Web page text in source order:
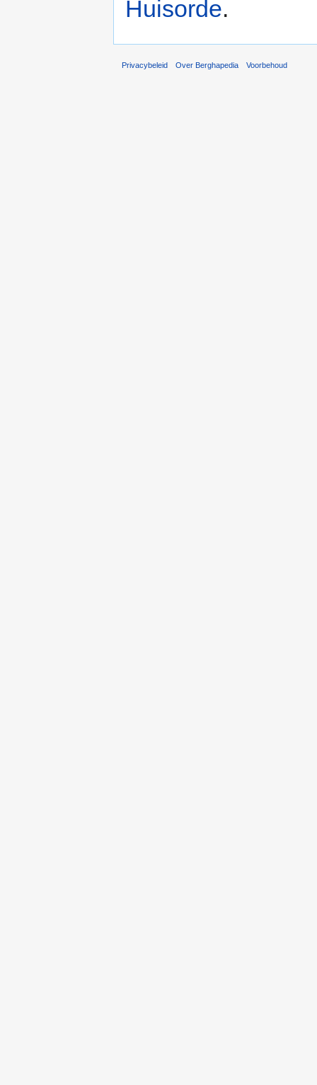
Huisorde.
Privacybeleid Over Berghapedia Voorbehoud